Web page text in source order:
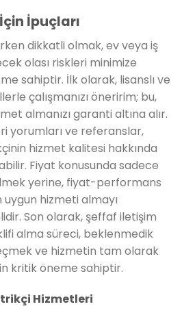
İpuçları
dikkatli olmak, ev veya iş
olası riskleri minimize
sahiptir. İlk olarak, lisanslı ve
çalışmanızı öneririm; bu,
almanızı garanti altına alır.
yorumları ve referanslar,
hizmet kalitesi hakkında
Fiyat konusunda sadece
yerine, fiyat-performans
hizmeti almayı
Son olarak, şeffaf iletişim
alma süreci, beklenmedik
ve hizmetin tam olarak
kritik öneme sahiptir.
Hizmetleri